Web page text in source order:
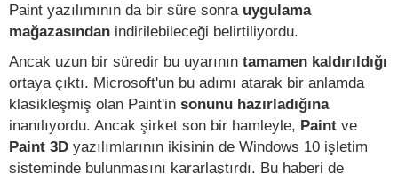
Paint yazılımının da bir süre sonra uygulama
mağazasından indirilebileceği belirtiliyordu.
Ancak uzun bir süredir bu uyarının tamamen kaldırıldığı
ortaya çıktı. Microsoft'un bu adımı atarak bir anlamda
klasikleşmiş olan Paint'in sonunu hazırladığına
inanılıyordu. Ancak şirket son bir hamleyle, Paint ve
Paint 3D yazılımlarının ikisinin de Windows 10 işletim
sisteminde bulunmasını kararlaştırdı. Bu haberi de